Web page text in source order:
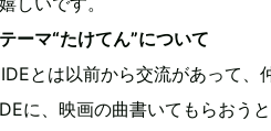
ーマ“たけてん”について
とは以前から交流があって、
に、映画の曲書いてもらおう